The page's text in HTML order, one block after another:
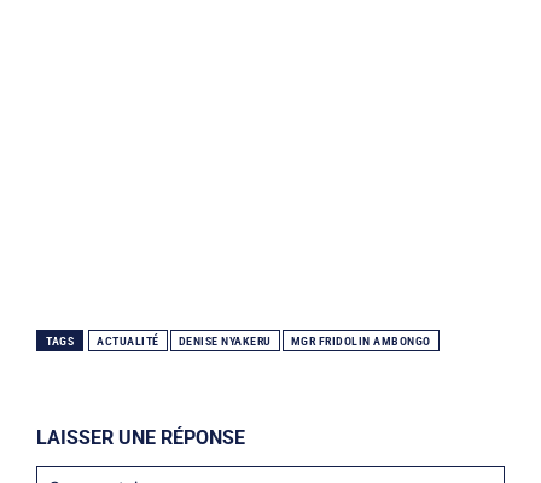
TAGS ACTUALITÉ DENISE NYAKERU MGR FRIDOLIN AMBONGO
LAISSER UNE RÉPONSE